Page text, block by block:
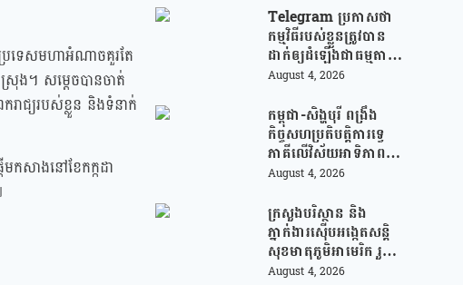
រទេសមហាអំណាចគួរតែ
រុង។ សម្ដេចបានចាត់
ករាជ្យរបស់ខ្លួន និងទំនាក់
មកសាងនៅខែកក្កដា
វត្តមានការទូតដែលគ្មាន
ប្រសិទ្ធភាព
Telegram ប្រកាសថា
កម្មវិធីរបស់ខ្លួនត្រូវបាន
ដាក់ឲ្យដំឡើងជាធម្មតា
វិញលើ App Store
បាត់ខ្លួនដោយគ្មានការ
បញ្ជាក់ពីមូលហេតុ
August 4, 2026
កម្ពុជា-សិង្ហបុរី ពង្រឹង
កិច្ចសហប្រតិបត្តិការទ្វេ
ភាគីលើវិស័យអាទិភាព
សំខាន់ៗចំនួន ៤ !
August 4, 2026
ក្រសួងបរិស្ថាន និង
ភ្នាក់ងារស៊ើបអង្កេតសន្តិ
សុខមាតុភូមិអាមេរិក រួម
គ្នា បង្រ្កាបបទល្មើស
August 4, 2026